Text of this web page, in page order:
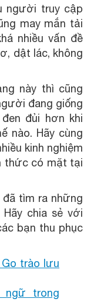
người truy cập
may mắn tải
nhiều vấn đề
dật lác, không
này thì cũng
đang giống
đủi hơn khi
nào. Hãy cùng
kinh nghiệm
thức có mặt tại
tìm ra những
chia sẻ với
bạn thu phục
trào lưu
trong